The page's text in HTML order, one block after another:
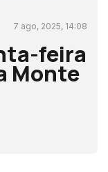
7 ago, 2025, 14:08
feira
Monte